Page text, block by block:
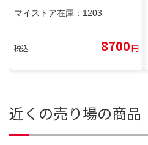
マイストア在庫： 1203
税込 8700円
近くの売り場の商品